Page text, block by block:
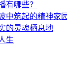
有哪些？
中筑起的精神家园
的灵魂栖息地
生